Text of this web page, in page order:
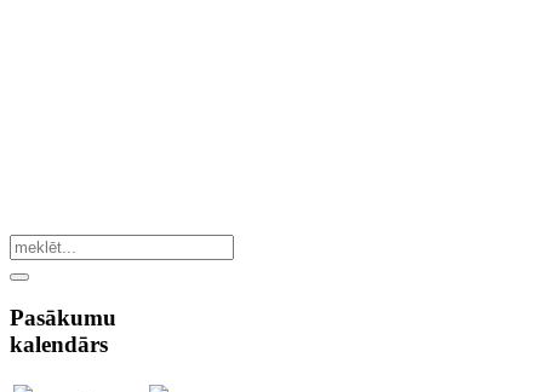
Pasākumu
kalendārs